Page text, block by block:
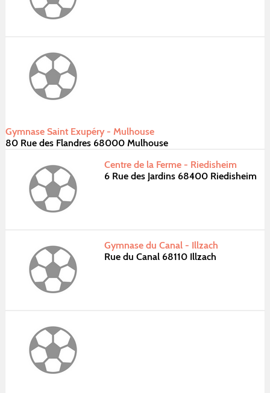
Gymnase Saint Exupéry - Mulhouse
80 Rue des Flandres 68000 Mulhouse
Centre de la Ferme - Riedisheim
6 Rue des Jardins 68400 Riedisheim
Gymnase du Canal - Illzach
Rue du Canal 68110 Illzach